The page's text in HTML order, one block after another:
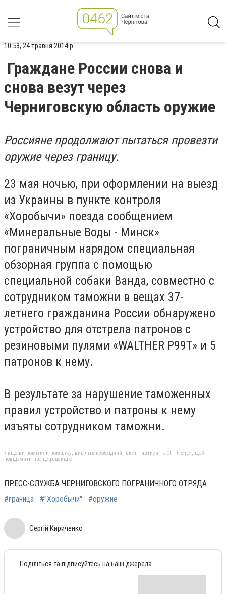
10:53, 24 травня 2014 р.
Граждане России снова и
снова везут через
Черниговскую область оружие
Россияне продолжают пытаться провезти
оружие через границу.
23 мая ночью, при оформлении на выезд
из Украины в пункте контроля
«Хоробычи» поезда сообщением
«Минеральные Воды - Минск»
пограничным нарядом специальная
обзорная группа с помощью
специальной собаки Ванда, совместно с
сотрудником таможни в вещах 37-
летнего гражданина России обнаружено
устройство для отстрела патронов с
резиновыми пулями «WALTHER Р99Т» и 5
патронов к нему.
В результате за нарушение таможенных
правил устройство и патроны к нему
изъяты сотрудником таможни.
Якщо ви помітили помилку, виділіть необхідний текст і натисніть Ctrl + Enter, щоб
повідомити про це редакцію
ПРЕСС-СЛУЖБА ЧЕРНИГОВСКОГО ПОГРАНИЧНОГО ОТРЯДА
#граница
#"Хоробычи" #оружие
Сергій Кириченко
Поділіться та підписуйтесь на наші джерела